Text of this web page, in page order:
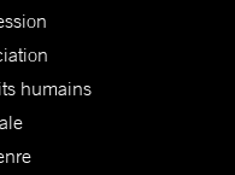
humains